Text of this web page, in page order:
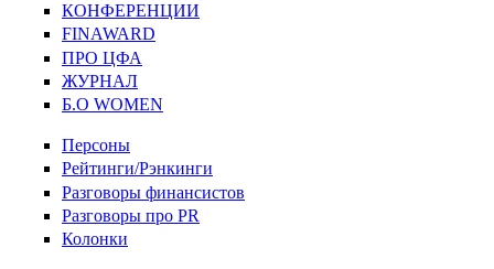
КОНФЕРЕНЦИИ
FINAWARD
ПРО ЦФА
ЖУРНАЛ
Б.О WOMEN
Персоны
Рейтинги/Рэнкинги
Разговоры финансистов
Разговоры про PR
Колонки